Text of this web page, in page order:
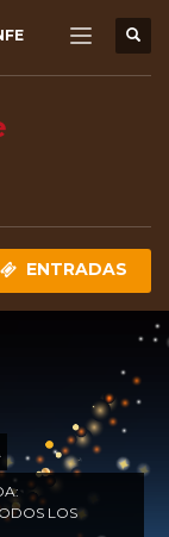
ENTRADAS
LOS